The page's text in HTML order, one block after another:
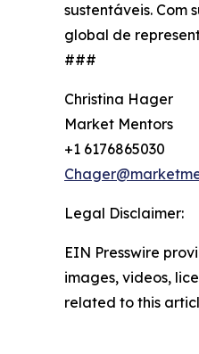
sustentáveis. Com
global de
###
Christina Hager
Market Mentors
+1 6176865030
Legal Disclaimer:
EIN Presswire
images, videos,
related to this